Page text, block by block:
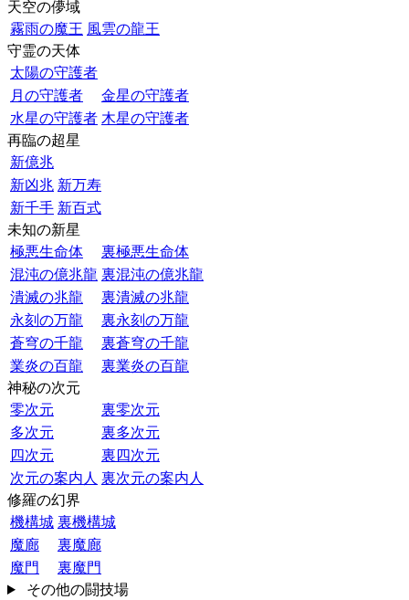
天空の儚域
霧雨の魔王 風雲の龍王
守霊の天体
太陽の守護者
月の守護者
金星の守護者
水星の守護者 木星の守護者
再臨の超星
新億兆
新凶兆 新万寿
新千手 新百式
未知の新星
極悪生命体
裏極悪生命体
混沌の億兆龍 裏混沌の億兆龍
潰滅の兆龍
裏潰滅の兆龍
永刻の万龍
裏永刻の万龍
蒼穹の千龍
裏蒼穹の千龍
業炎の百龍
裏業炎の百龍
神秘の次元
零次元
裏零次元
多次元
裏多次元
四次元
裏四次元
次元の案内人 裏次元の案内人
修羅の幻界
機構城 裏機構城
魔廊
裏魔廊
魔門
裏魔門
その他の闘技場